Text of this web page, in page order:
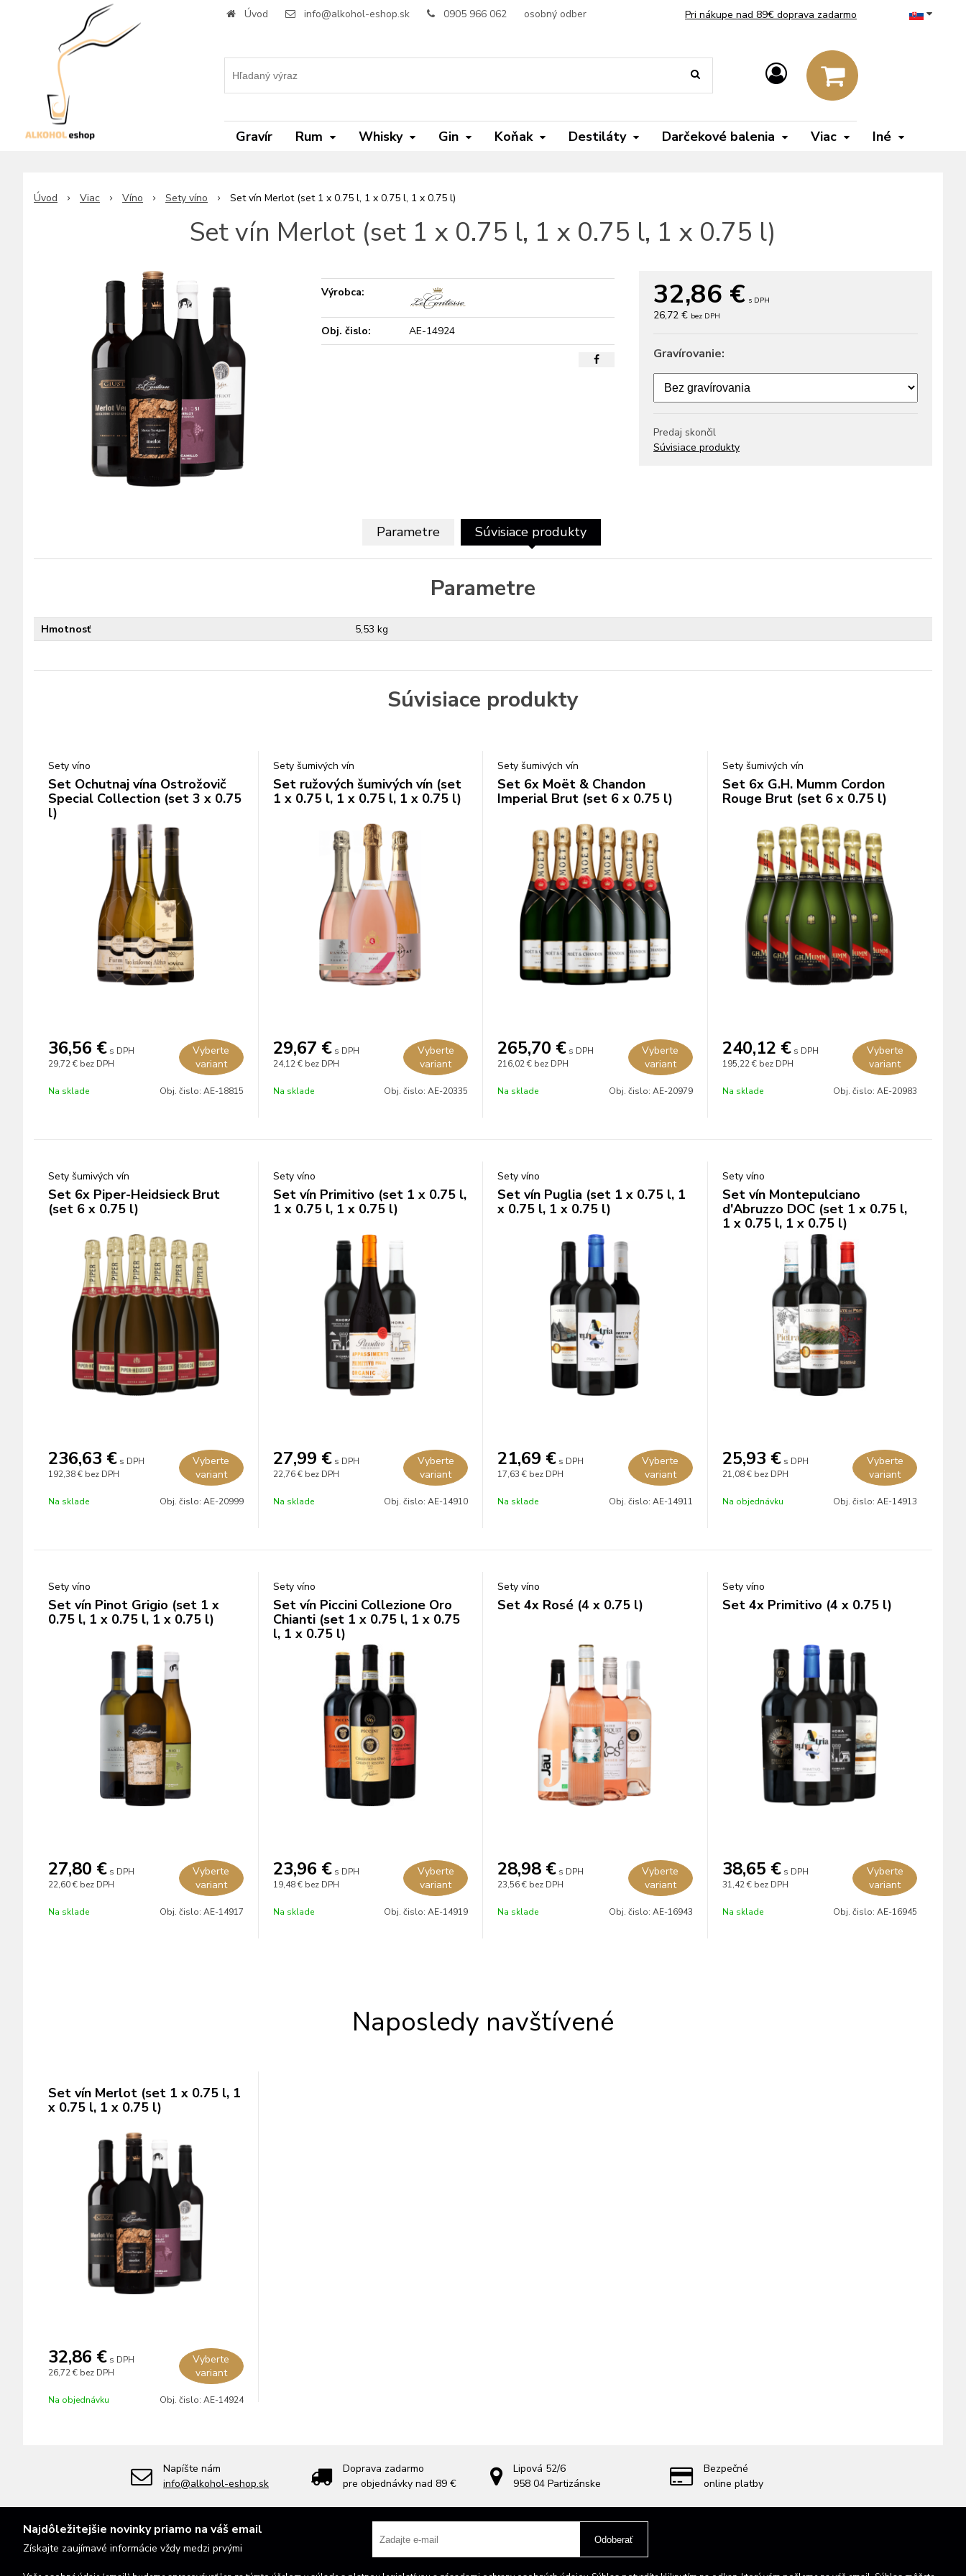
Úvod info@alkohol-eshop.sk 0905 966 062 osobný odber Pri nákupe nad 89€ doprava zadarmo
Gravír Rum Whisky Gin Koňak Destiláty Darčekové balenia Viac Iné
Úvod Viac Víno Sety víno Set vín Merlot (set 1 x 0.75 l, 1 x 0.75 l, 1 x 0.75 l)
Set vín Merlot (set 1 x 0.75 l, 1 x 0.75 l, 1 x 0.75 l)
32,86 € s DPH
26,72 € bez DPH
Gravírovanie:
Predaj skončil
Súvisiace produkty
Výrobca:
Obj. čislo: AE-14924
Parametre Súvisiace produkty
Parametre
Hmotnosť 5,53 kg
Súvisiace produkty
Sety víno
Set Ochutnaj vína Ostrožovič
Special Collection (set 3 x 0.75
l)
36,56 € s DPH
29,72 € bez DPH
Vyberte
variant
Na sklade Obj. čislo: AE-18815
Sety šumivých vín
Set ružových šumivých vín (set
1 x 0.75 l, 1 x 0.75 l, 1 x 0.75 l)
29,67 € s DPH
24,12 € bez DPH
Vyberte
variant
Na sklade Obj. čislo: AE-20335
Sety šumivých vín
Set 6x Moët & Chandon
Imperial Brut (set 6 x 0.75 l)
265,70 € s DPH
216,02 € bez DPH
Vyberte
variant
Na sklade Obj. čislo: AE-20979
Sety šumivých vín
Set 6x G.H. Mumm Cordon
Rouge Brut (set 6 x 0.75 l)
240,12 € s DPH
195,22 € bez DPH
Vyberte
variant
Na sklade Obj. čislo: AE-20983
Sety šumivých vín
Set 6x Piper-Heidsieck Brut
(set 6 x 0.75 l)
236,63 € s DPH
192,38 € bez DPH
Vyberte
variant
Na sklade Obj. čislo: AE-20999
Sety víno
Set vín Primitivo (set 1 x 0.75 l,
1 x 0.75 l, 1 x 0.75 l)
27,99 € s DPH
22,76 € bez DPH
Vyberte
variant
Na sklade Obj. čislo: AE-14910
Sety víno
Set vín Puglia (set 1 x 0.75 l, 1
x 0.75 l, 1 x 0.75 l)
21,69 € s DPH
17,63 € bez DPH
Vyberte
variant
Na sklade Obj. čislo: AE-14911
Sety víno
Set vín Montepulciano
d'Abruzzo DOC (set 1 x 0.75 l,
1 x 0.75 l, 1 x 0.75 l)
25,93 € s DPH
21,08 € bez DPH
Vyberte
variant
Na objednávku Obj. čislo: AE-14913
Sety víno
Set vín Pinot Grigio (set 1 x
0.75 l, 1 x 0.75 l, 1 x 0.75 l)
27,80 € s DPH
22,60 € bez DPH
Vyberte
variant
Na sklade Obj. čislo: AE-14917
Sety víno
Set vín Piccini Collezione Oro
Chianti (set 1 x 0.75 l, 1 x 0.75
l, 1 x 0.75 l)
23,96 € s DPH
19,48 € bez DPH
Vyberte
variant
Na sklade Obj. čislo: AE-14919
Sety víno
Set 4x Rosé (4 x 0.75 l)
28,98 € s DPH
23,56 € bez DPH
Vyberte
variant
Na sklade Obj. čislo: AE-16943
Sety víno
Set 4x Primitivo (4 x 0.75 l)
38,65 € s DPH
31,42 € bez DPH
Vyberte
variant
Na sklade Obj. čislo: AE-16945
Naposledy navštívené
Set vín Merlot (set 1 x 0.75 l, 1
x 0.75 l, 1 x 0.75 l)
32,86 € s DPH
26,72 € bez DPH
Vyberte
variant
Na objednávku Obj. čislo: AE-14924
Napíšte nám
info@alkohol-eshop.sk
Doprava zadarmo
pre objednávky nad 89 €
Lipová 52/6
958 04 Partizánske
Bezpečné
online platby
Najdôležitejšie novinky priamo na váš email
Získajte zaujímavé informácie vždy medzi prvými
Odoberať